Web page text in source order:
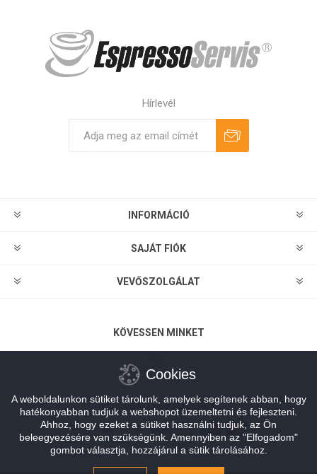
Hírlevél
INFORMÁCIÓ
SAJÁT FIÓK
VEVŐSZOLGÁLAT
KÖVESSEN MINKET
FIZETÉSI LEHETŐSÉGEK
Cookies
A weboldalunkon sütiket tárolunk, amelyek segítenek abban, hogy
hatékonyabban tudjuk a webshopot üzemeltetni és fejleszteni.
Ahhoz, hogy ezeket a sütiket használni tudjuk, az Ön
beleegyezésére van szükségünk. Amennyiben az "Elfogadom"
gombot választja, hozzájárul a sütik tárolásához.